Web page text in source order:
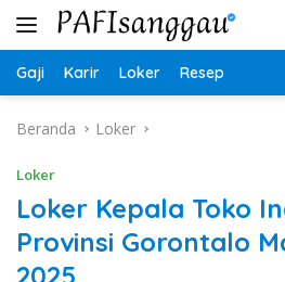
Langsung
Gaji Karir Loker Resep
Beranda Loker
Loker
Loker Kepala Toko
Provinsi Gorontalo
2025